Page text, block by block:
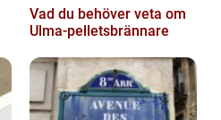
Vad du behöver veta om
Ulma-pelletsbrännare